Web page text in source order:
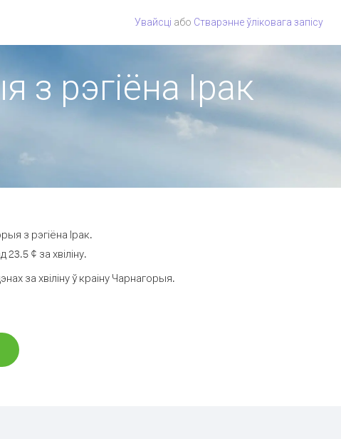
Увайсці або Стварэнне ўліковага запісу
з рэгіёна Ірак
з рэгіёна Ірак.
¢ за хвіліну.
за хвіліну ў краіну Чарнагорыя.